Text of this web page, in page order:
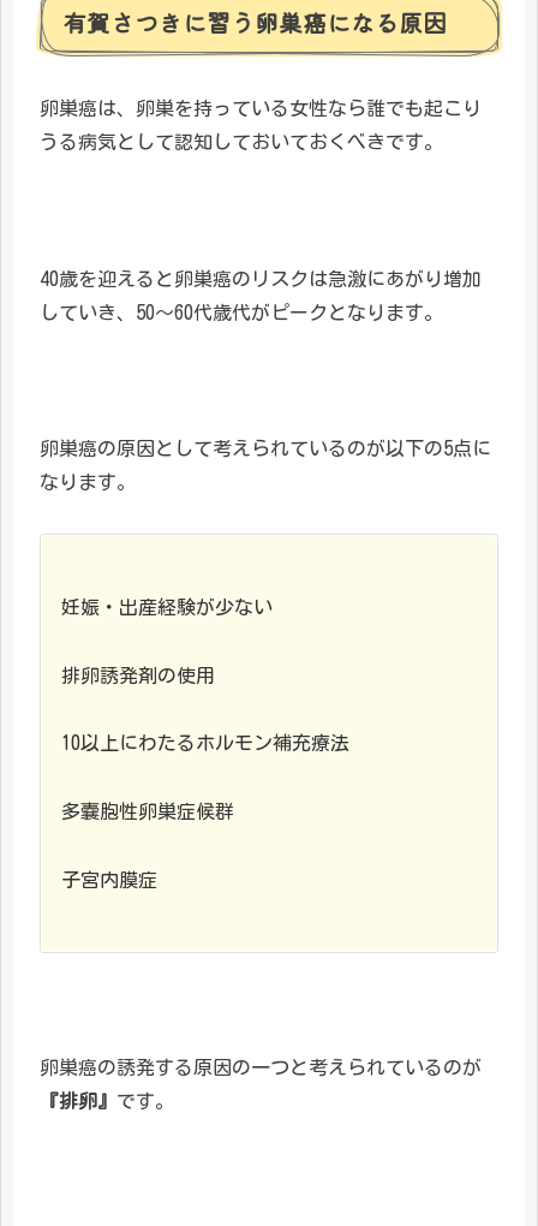
有賀さつきに習う卵巣癌になる原因
卵巣癌は、卵巣を持っている女性なら誰でも起こり
うる病気として認知しておいておくべきです。
40歳を迎えると卵巣癌のリスクは急激にあがり増加
していき、50～60代歳代がピークとなります。
卵巣癌の原因として考えられているのが以下の5点に
なります。
妊娠・出産経験が少ない
排卵誘発剤の使用
10以上にわたるホルモン補充療法
多嚢胞性卵巣症候群
子宮内膜症
卵巣癌の誘発する原因の一つと考えられているのが
『排卵』 です。